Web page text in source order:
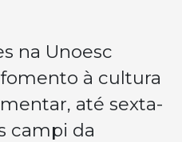
na Unoesc
à cultura
até sexta-
campi da